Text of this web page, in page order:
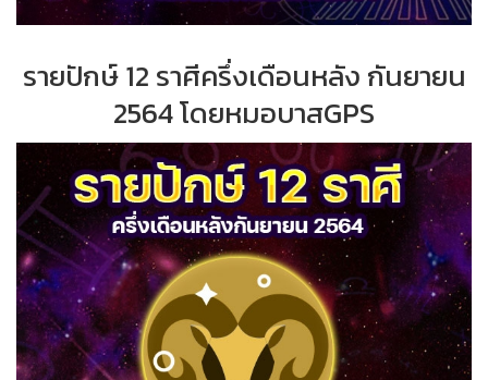
รายปักษ์ 12 ราศีครึ่งเดือนหลัง กันยายน
2564 โดยหมอบาสGPS